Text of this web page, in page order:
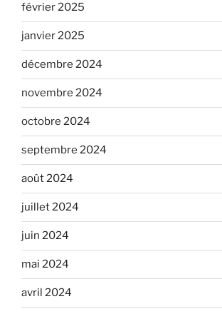
février 2025
janvier 2025
décembre 2024
novembre 2024
octobre 2024
septembre 2024
août 2024
juillet 2024
juin 2024
mai 2024
avril 2024